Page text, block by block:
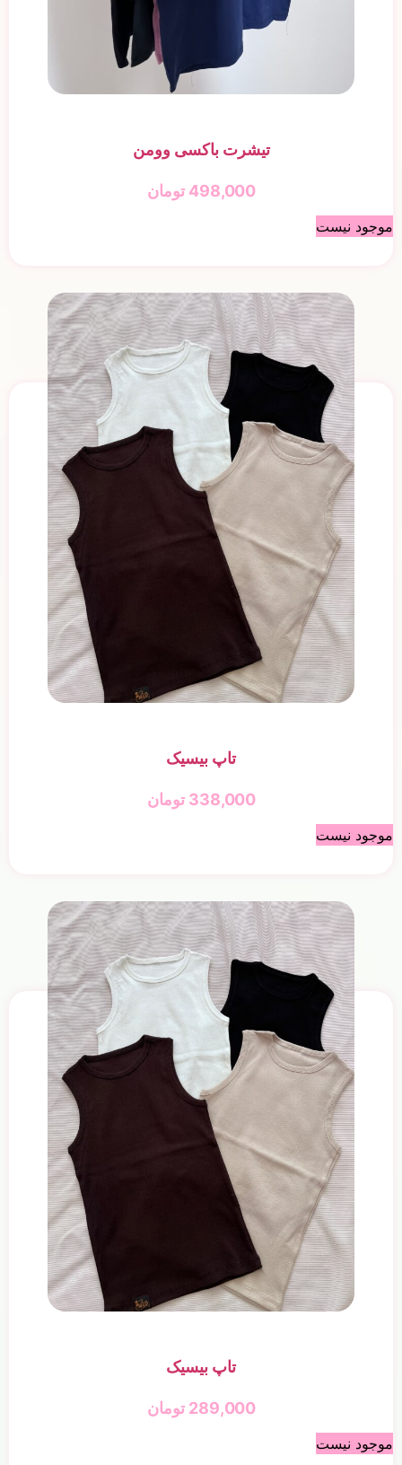
تیشرت باکسی وومن
498,000 تومان
موجود نیست
تاپ بیسیک
338,000 تومان
موجود نیست
تاپ بیسیک
289,000 تومان
موجود نیست